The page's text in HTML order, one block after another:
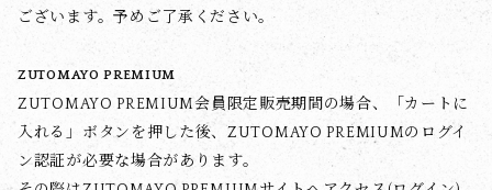
ございます。予めご了承ください。
ZUTOMAYO PREMIUM
ZUTOMAYO PREMIUM会員限定販売期間の場合、「カートに
入れる」ボタンを押した後、ZUTOMAYO PREMIUMのログイ
ン認証が必要な場合があります。